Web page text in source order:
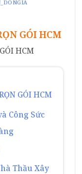
GÓI HCM
HCM
GÓI HCM
Công Sức
Thầu Xây